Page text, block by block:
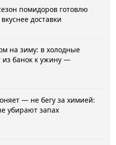
помидоров готовлю
доставки
на зиму: в холодные
из банок к ужину —
— не бегу за химией:
убирают запах